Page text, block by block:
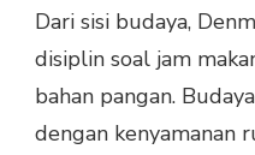
Dari sisi budaya,
disiplin soal jam
bahan pangan.
dengan kenyamanan